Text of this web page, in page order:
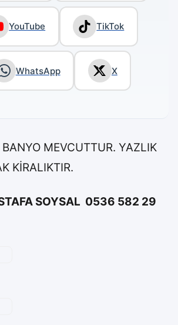
YouTube TikTok
WhatsApp X
MEVCUTTUR. YAZLIK
KİRALIKTIR.
SOYSAL 0536 582 29